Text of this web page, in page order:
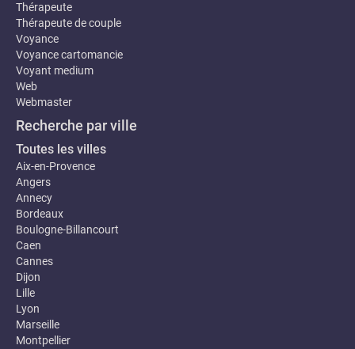
Thérapeute
Thérapeute de couple
Voyance
Voyance cartomancie
Voyant medium
Web
Webmaster
Recherche par ville
Toutes les villes
Aix-en-Provence
Angers
Annecy
Bordeaux
Boulogne-Billancourt
Caen
Cannes
Dijon
Lille
Lyon
Marseille
Montpellier